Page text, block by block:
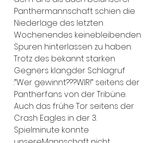
Panthermannschaft schien die
Niederlage des letzten
Wochenendes keinebleibenden
Spuren hinterlassen zu haben.
Trotz des bekannt starken
Gegners klangder Schlagruf
:“Wer gewinnt???WIR!“ seitens der
Pantherfans von der Tribüne.
Auch das frühe Tor seitens der
Crash Eagles in der 3.
Spielminute konnte